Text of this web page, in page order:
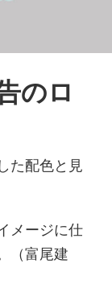
のロ
た配色と見
メージに仕
（富尾建